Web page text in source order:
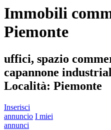
Immobili
Piemonte
uffici, spazio
capannone
Località: Piemonte
Inserisci
annuncio I miei
annunci